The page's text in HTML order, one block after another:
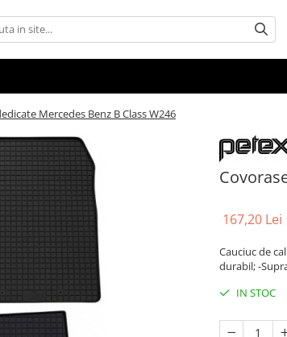
Mercedes Benz B Class W246
167,20 Lei
Cauciuc de
durabil; -
IN STOC